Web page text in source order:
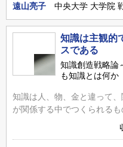
遠山亮子 中央大学 大学院
知識は主観的
スである
知識創造戦略論
も知識とは何か
知識は人、物、金と違って
が関係する中でつくられる